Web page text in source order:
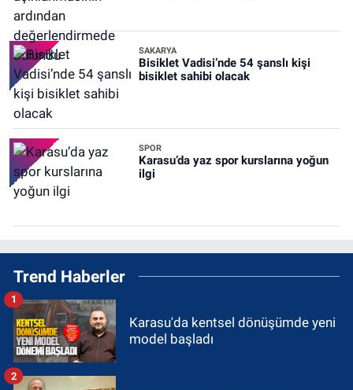
SAKARYA
Bisiklet Vadisi’nde 54 şanslı kişi
bisiklet sahibi olacak
SPOR
Karasu’da yaz spor kurslarına yoğun
ilgi
Trend Haberler
Karasu'da kentsel dönüşümde yeni
model başladı
1
2